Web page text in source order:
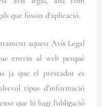
que fossin d’aplicació.
aquest Avís Legal
entrin al web perquè
ja que el prestador es
tipus d’informació
que hi hagi l’obligació